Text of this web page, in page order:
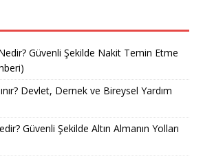
Güvenli Şekilde Nakit Temin Etme
Devlet, Dernek ve Bireysel Yardım
Güvenli Şekilde Altın Almanın Yolları